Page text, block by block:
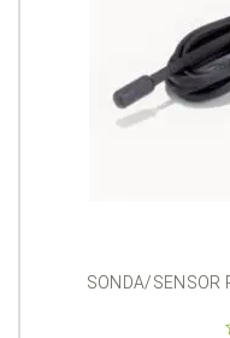
SONDA/SENSOR